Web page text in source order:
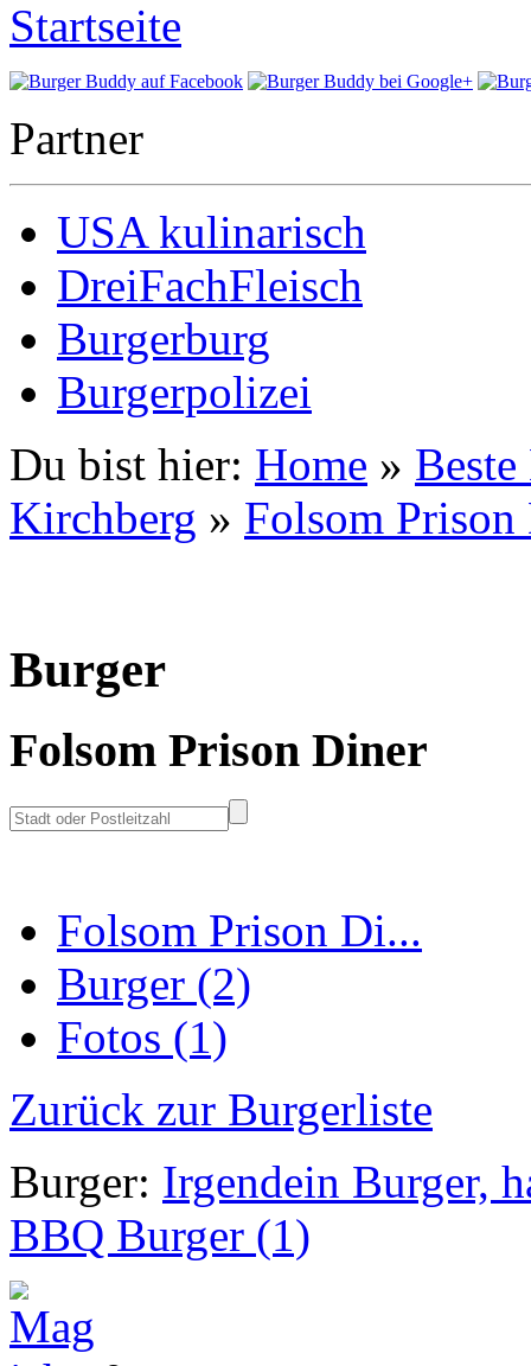
Partner
USA kulinarisch
DreiFachFleisch
Burgerburg
Burgerpolizei
Du bist hier: Home »
Kirchberg » Folsom Prison
Burger
Folsom Prison Diner
Folsom Prison Di...
Burger (2)
Fotos (1)
Zurück zur Burgerliste
Burger: Irgendein Burger,
BBQ Burger (1)